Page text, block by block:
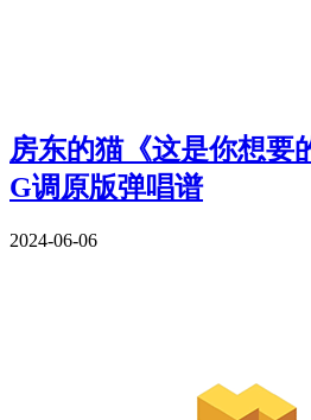
房东的猫《这是你想要
G调原版弹唱谱
2024-06-06